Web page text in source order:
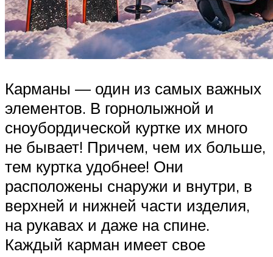
Карманы — один из самых важных
элементов. В горнолыжной и
сноубордической куртке их много
не бывает! Причем, чем их больше,
тем куртка удобнее! Они
расположены снаружи и внутри, в
верхней и нижней части изделия,
на рукавах и даже на спине.
Каждый карман имеет свое